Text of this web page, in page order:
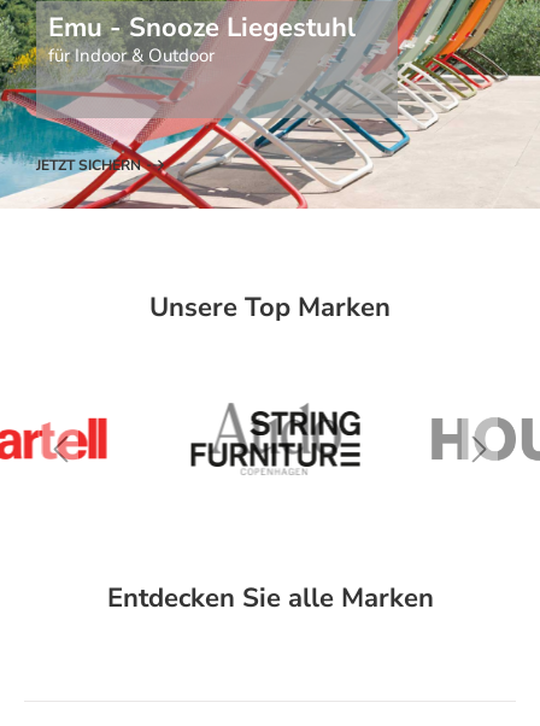
Emu - Snooze Liegestuhl
für Indoor & Outdoor
JETZT SICHERN
Unsere Top Marken
Entdecken Sie alle Marken